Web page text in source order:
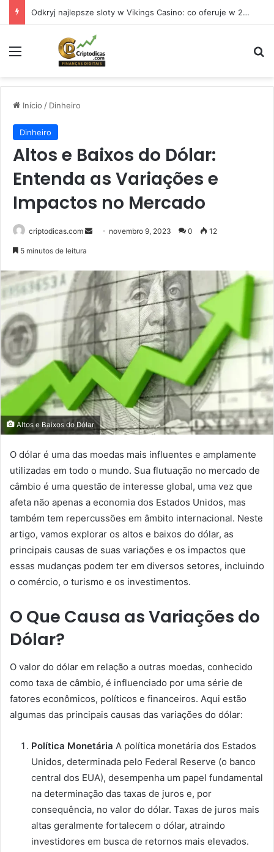
Odkryj najlepsze sloty w Vikings Casino: co oferuje w 2026 roku
Menu
Início / Dinheiro
Dinheiro
Altos e Baixos do Dólar:
Entenda as Variações e
Impactos no Mercado
criptodicas.com
Mande
mail
novembro 9, 2023 0 12
5 minutos de leitura
Altos e Baixos do Dólar
O dólar é uma das moedas mais influentes e amplamente
utilizadas em todo o mundo. Sua flutuação no mercado de
câmbio é uma questão de interesse global, uma vez que
afeta não apenas a economia dos Estados Unidos, mas
também tem repercussões em âmbito internacional. Neste
artigo, vamos explorar os altos e baixos do dólar, as
principais causas de suas variações e os impactos que
essas mudanças podem ter em diversos setores, incluindo
o comércio, o turismo e os investimentos.
O Que Causa as Variações do
Dólar?
O valor do dólar em relação a outras moedas, conhecido
como taxa de câmbio, é influenciado por uma série de
fatores econômicos, políticos e financeiros. Aqui estão
algumas das principais causas das variações do dólar:
Política Monetária A política monetária dos Estados
Unidos, determinada pelo Federal Reserve (o banco
central dos EUA), desempenha um papel fundamental
na determinação das taxas de juros e, por
consequência, no valor do dólar. Taxas de juros mais
altas geralmente fortalecem o dólar, atraindo
investidores em busca de retornos mais elevados.